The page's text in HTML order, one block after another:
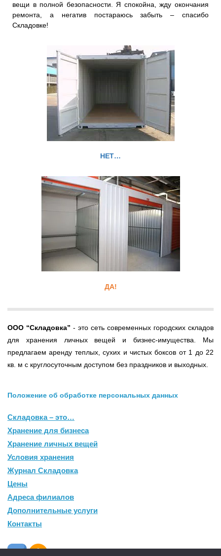
вещи в полной безопасности. Я спокойна, жду окончания
ремонта, а негатив постараюсь забыть – спасибо
Складовке!
НЕТ…
ДА!
ООО “Складовка” - это сеть современных городских складов
для хранения личных вещей и бизнес-имущества. Мы
предлагаем аренду теплых, сухих и чистых боксов от 1 до 22
кв. м с круглосуточным доступом без праздников и выходных.
Положение об обработке персональных данных
Складовка – это…
Хранение для бизнеса
Хранение личных вещей
Условия хранения
Журнал Складовка
Цены
Адреса филиалов
Дополнительные услуги
Контакты